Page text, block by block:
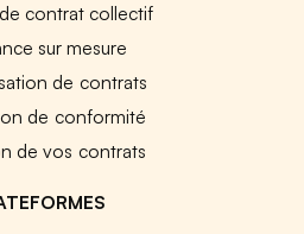
contrat collectif
sur mesure
de contrats
de conformité
de vos contrats